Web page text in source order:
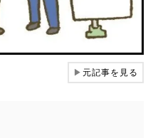
▶元記事を見る